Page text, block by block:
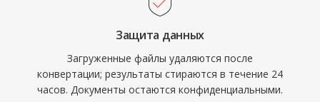
Защита данных
Загруженные файлы удаляются после
конвертации; результаты стираются в течение 24
часов. Документы остаются конфиденциальными.